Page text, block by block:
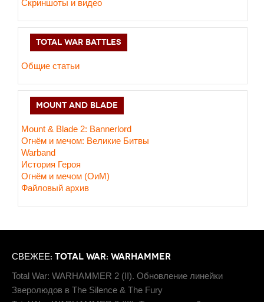
Скриншоты и видео
TOTAL WAR BATTLES
Общие статьи
MOUNT AND BLADE
Mount & Blade 2: Bannerlord
Огнём и мечом: Великие Битвы
Warband
История Героя
Огнём и мечом (ОиМ)
Файловый архив
СВЕЖЕЕ: TOTAL WAR: WARHAMMER
Total War: WARHAMMER 2 (II). Обновление линейки
Зверолюдов в The Silence & The Fury